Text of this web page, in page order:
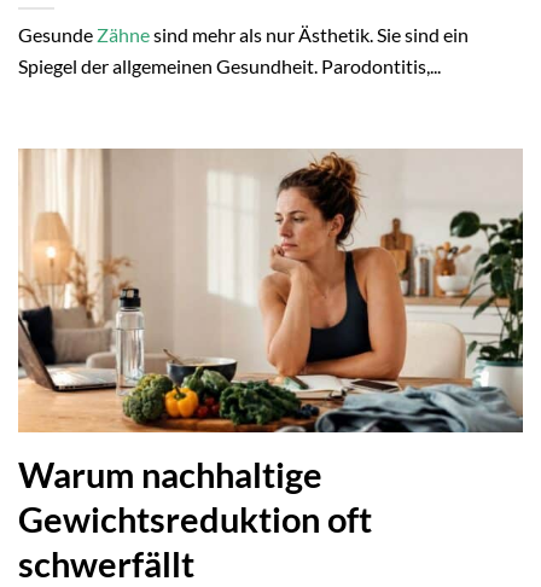
Gesunde Zähnesind mehr als nur Ästhetik. Sie sind ein
Spiegel der allgemeinen Gesundheit. Parodontitis,...
Warum nachhaltige
Gewichtsreduktion oft
schwerfällt